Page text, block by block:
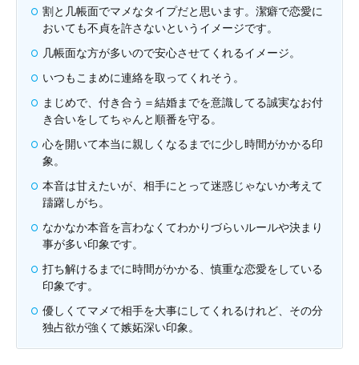
割と几帳面でマメなタイプだと思います。潔癖で恋愛に
おいても不貞を許さないというイメージです。
几帳面な方が多いので安心させてくれるイメージ。
いつもこまめに連絡を取ってくれそう。
まじめで、付き合う＝結婚までを意識してる誠実なお付
き合いをしてちゃんと順番を守る。
心を開いて本当に親しくなるまでに少し時間がかかる印
象。
本音は甘えたいが、相手にとって迷惑じゃないか考えて
躊躇しがち。
なかなか本音を言わなくてわかりづらいルールや決まり
事が多い印象です。
打ち解けるまでに時間がかかる、慎重な恋愛をしている
印象です。
優しくてマメで相手を大事にしてくれるけれど、その分
独占欲が強くて嫉妬深い印象。